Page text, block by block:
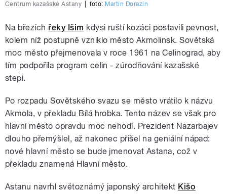
Centrum kazašské Astany foto: Martin Dorazín
Na březích řeky Išim kdysi ruští kozáci postavili pevnost,
kolem níž postupně vzniklo město Akmolinsk. Sovětská
moc město přejmenovala v roce 1961 na Celinograd, aby
tím podpořila program celin - zúrodňování kazašské
stepi.
Po rozpadu Sovětského svazu se město vrátilo k názvu
Akmola, v překladu Bílá hrobka. Tento název se však pro
hlavní město opravdu moc nehodí. Prezident Nazarbajev
dlouho přemýšlel, až nakonec přišel na geniální nápad:
nové hlavní město se bude jmenovat Astana, což v
překladu znamená Hlavní město.
Astanu navrhl světoznámý japonský architekt Kišo